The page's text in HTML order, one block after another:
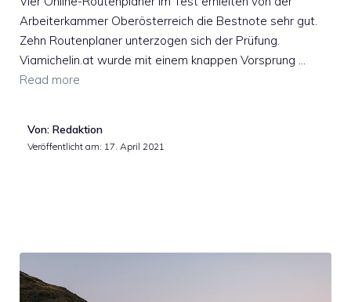
Arbeiterkammer Oberösterreich die Bestnote sehr gut.
Zehn Routenplaner unterzogen sich der Prüfung.
Viamichelin.at wurde mit einem knappen Vorsprung …
Read more
Von: Redaktion
Veröffentlicht am: 17. April 2021